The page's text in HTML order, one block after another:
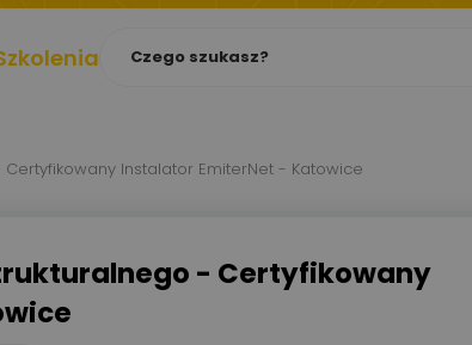
Instalator EmiterNet - Katowice
- Certyfikowany